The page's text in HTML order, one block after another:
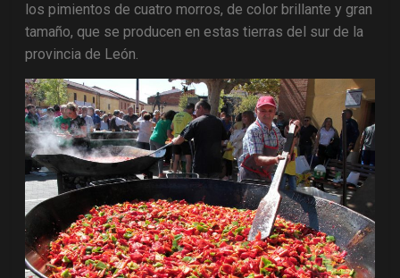
los pimientos de cuatro morros, de color brillante y gran
tamaño, que se producen en estas tierras del sur de la
provincia de León.